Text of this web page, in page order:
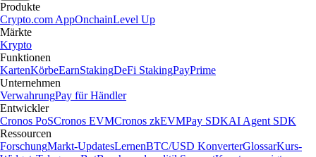
Produkte
Crypto.com AppOnchainLevel Up
Märkte
Krypto
Funktionen
KartenKörbeEarnStakingDeFi StakingPayPrime
Unternehmen
VerwahrungPay für Händler
Entwickler
Cronos PoSCronos EVMCronos zkEVMPay SDKAI Agent SDK
Ressourcen
ForschungMarkt-UpdatesLernenBTC/USD KonverterGlossarKurs-